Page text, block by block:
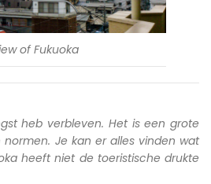
of Fukuoka
heb verbleven. Het is een grote
Je kan er alles vinden wat
heeft niet de toeristische drukte